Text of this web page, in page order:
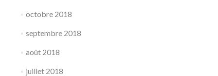
octobre 2018
septembre 2018
août 2018
juillet 2018